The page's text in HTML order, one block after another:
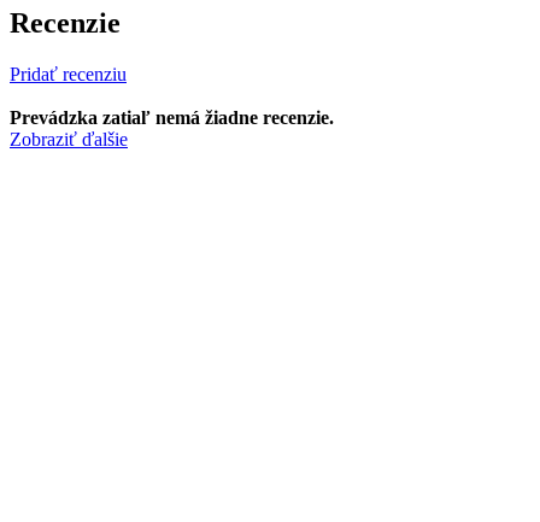
Recenzie
Pridať recenziu
Prevádzka zatiaľ nemá žiadne recenzie.
Zobraziť ďalšie